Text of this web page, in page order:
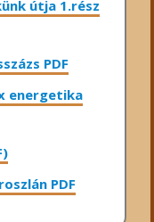
útja 1.rész
PDF
energetika
PDF